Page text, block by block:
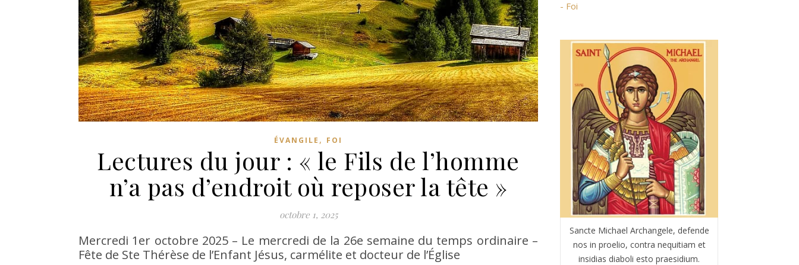
ÉVANGILE , FOI
Lectures du jour : « le Fils de l’homme
n’a pas d’endroit où reposer la tête »
octobre 1, 2025
Mercredi 1er octobre 2025 – Le mercredi de la 26e semaine du temps ordinaire –
Fête de Ste Thérèse de l’Enfant Jésus, carmélite et docteur de l’Église
- Foi
Sancte Michael Archangele, defende
nos in proelio, contra nequitiam et
insidias diaboli esto praesidium.